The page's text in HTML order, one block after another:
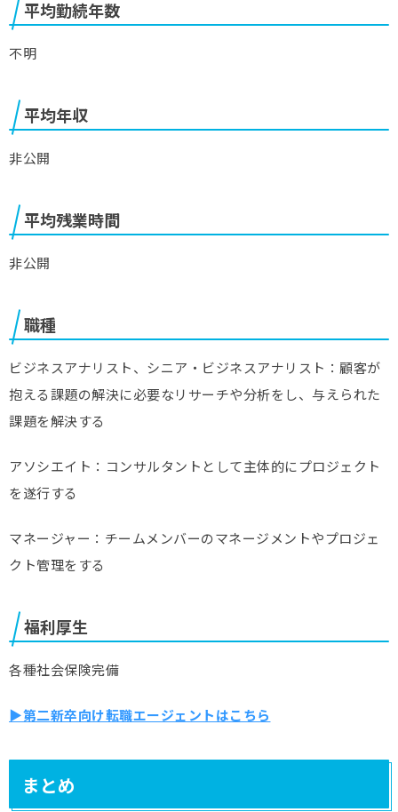
平均勤続年数
不明
平均年収
非公開
平均残業時間
非公開
職種
ビジネスアナリスト、シニア・ビジネスアナリスト：顧客が
抱える課題の解決に必要なリサーチや分析をし、与えられた
課題を解決する
アソシエイト：コンサルタントとして主体的にプロジェクト
を遂行する
マネージャー：チームメンバーのマネージメントやプロジェ
クト管理をする
福利厚生
各種社会保険完備
▶第二新卒向け転職エージェントはこちら
まとめ